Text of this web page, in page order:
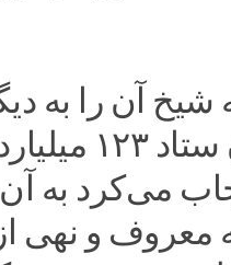
شیخ آن را به
که کارکنان
می‌کرد به
معروف و نهی